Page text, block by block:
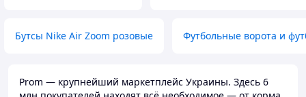
Бутсы Nike Air Zoom розовые Футбольные ворота и
Prom — крупнейший маркетплейс Украины. Здесь 6